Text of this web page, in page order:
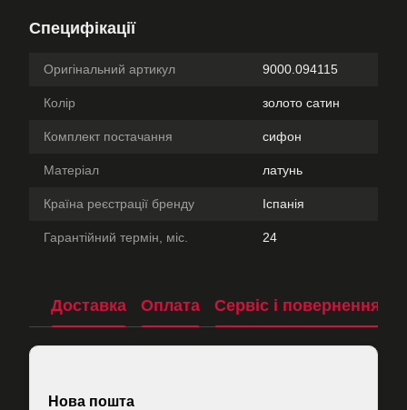
Специфікації
Оригінальний артикул 9000.094115
Колір золото сатин
Комплект постачання сифон
Матеріал латунь
Країна реєстрації бренду Іспанія
Гарантійний термін, міс. 24
Доставка Оплата Сервіс і повернення
Нова пошта